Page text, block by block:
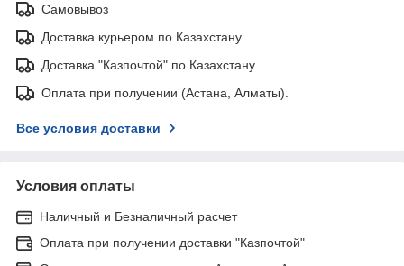
Самовывоз
Доставка курьером по Казахстану.
Доставка "Казпочтой" по Казахстану
Оплата при получении (Астана, Алматы).
Все условия доставки
Условия оплаты
Наличный и Безналичный расчет
Оплата при получении доставки "Казпочтой"